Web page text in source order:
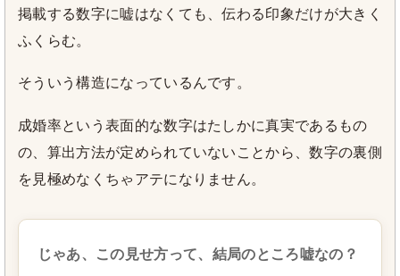
掲載する数字に嘘はなくても、伝わる印象だけが大きく
ふくらむ。
そういう構造になっているんです。
成婚率という表面的な数字はたしかに真実であるもの
の、算出方法が定められていないことから、数字の裏側
を見極めなくちゃアテになりません。
じゃあ、この見せ方って、結局のところ嘘なの？